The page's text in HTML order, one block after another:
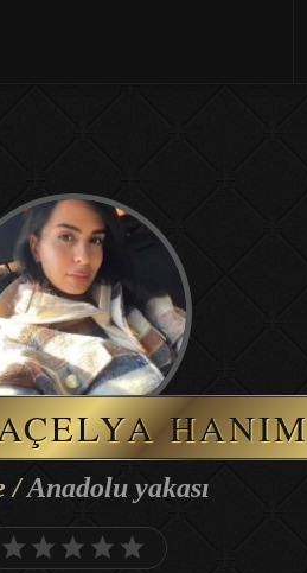
HANIM
/Anadolu yakası